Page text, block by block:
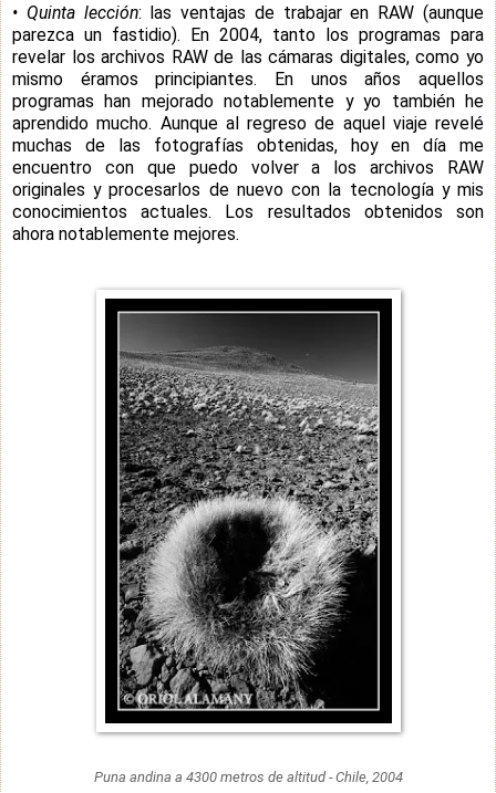
• Quinta lección: las ventajas de trabajar en RAW (aunque
parezca un fastidio). En 2004, tanto los programas para
revelar los archivos RAW de las cámaras digitales, como yo
mismo éramos principiantes. En unos años aquellos
programas han mejorado notablemente y yo también he
aprendido mucho. Aunque al regreso de aquel viaje revelé
muchas de las fotografías obtenidas, hoy en día me
encuentro con que puedo volver a los archivos RAW
originales y procesarlos de nuevo con la tecnología y mis
conocimientos actuales. Los resultados obtenidos son
ahora notablemente mejores.
Puna andina a 4300 metros de altitud - Chile, 2004